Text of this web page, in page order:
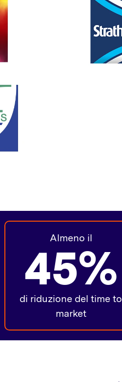
Almeno il
45%
di riduzione del time to
market